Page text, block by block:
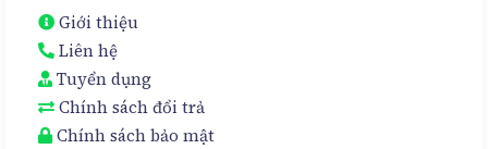
Giới thiệu
Liên hệ
Tuyển dụng
Chính sách đổi trả
Chính sách bảo mật